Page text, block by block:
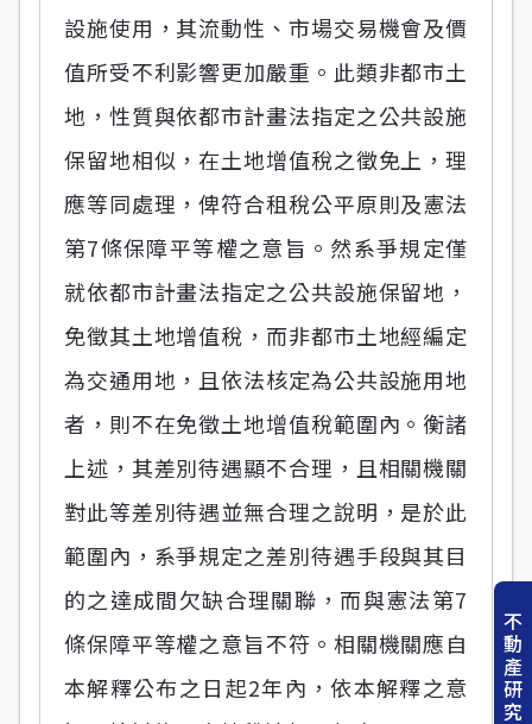
設施使用，其流動性、市場交易機會及價
值所受不利影響更加嚴重。此類非都市土
地，性質與依都市計畫法指定之公共設施
保留地相似，在土地增值稅之徵免上，理
應等同處理，俾符合租稅公平原則及憲法
第7條保障平等權之意旨。然系爭規定僅
就依都市計畫法指定之公共設施保留地，
免徵其土地增值稅，而非都市土地經編定
為交通用地，且依法核定為公共設施用地
者，則不在免徵土地增值稅範圍內。衡諸
上述，其差別待遇顯不合理，且相關機關
對此等差別待遇並無合理之說明，是於此
範圍內，系爭規定之差別待遇手段與其目
的之達成間欠缺合理關聯，而與憲法第7
條保障平等權之意旨不符。相關機關應自
本解釋公布之日起2年內，依本解釋之意
不
動
產
研
究